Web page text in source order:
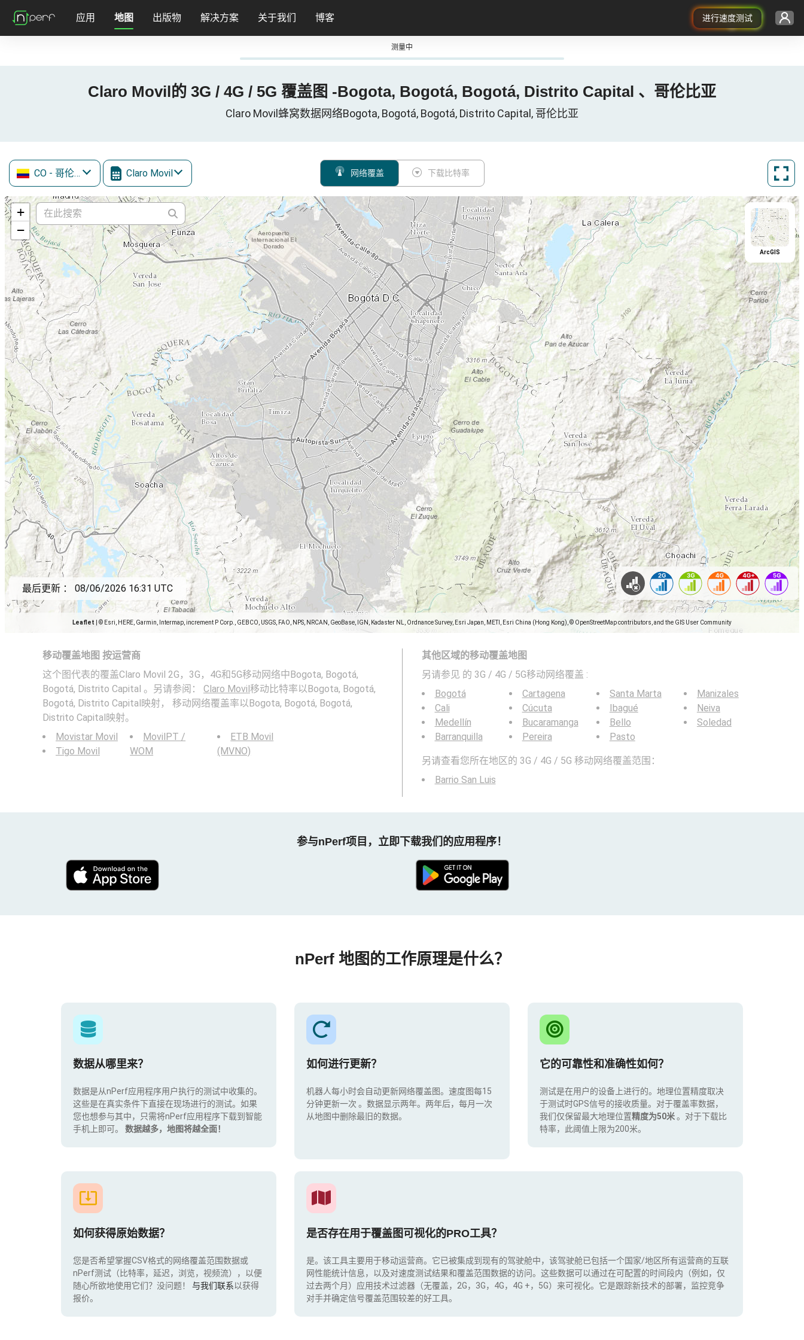
进行速度测试
应用 地图 出版物 解决方案 关于我们 博客
测量中
Claro Movil的 3G / 4G / 5G 覆盖图 -Bogota, Bogotá, Bogotá, Distrito Capital 、哥伦比亚
Claro Movil蜂窝数据网络Bogota, Bogotá, Bogotá, Distrito Capital, 哥伦比亚
CO - 哥伦比亚 Claro Movil 网络覆盖 下载比特率
+
−
Leaflet © Esri, HERE, Garmin, Intermap, increment P Corp., GEBCO, USGS, FAO, NPS, NRCAN, GeoBase, IGN, Kadaster NL, Ordnance Survey, Esri Japan, METI, Esri China (Hong Kong), © OpenStreetMap contributors, and the GIS User Community
ArcGIS
最后更新 ： 08/06/2026 16:31 UTC
移动覆盖地图 按运营商
这个图代表的覆盖Claro Movil 2G，3G，4G和5G移动网络中Bogota, Bogotá,
Bogotá, Distrito Capital 。另请参阅： Claro Movil移动比特率以Bogota, Bogotá,
Bogotá, Distrito Capital映射， 移动网络覆盖率以Bogota, Bogotá, Bogotá,
Distrito Capital映射。
Movistar Movil
Tigo Movil
MovilPT /
WOM
ETB Movil
(MVNO)
其他区域的移动覆盖地图
另请参见 的 3G / 4G / 5G移动网络覆盖 :
Bogotá
Cali
Medellín
Barranquilla
Cartagena
Cúcuta
Bucaramanga
Pereira
Santa Marta
Ibagué
Bello
Pasto
Manizales
Neiva
Soledad
另请查看您所在地区的 3G / 4G / 5G 移动网络覆盖范围：
Barrio San Luis
参与nPerf项目，立即下载我们的应用程序！
nPerf 地图的工作原理是什么？
数据从哪里来？
数据是从nPerf应用程序用户执行的测试中收集的。
这些是在真实条件下直接在现场进行的测试。如果
您也想参与其中，只需将nPerf应用程序下载到智能
手机上即可。 数据越多，地图将越全面！
如何进行更新？
机器人每小时会自动更新网络覆盖图。速度图每15
分钟更新一次 。数据显示两年。两年后，每月一次
从地图中删除最旧的数据。
它的可靠性和准确性如何？
测试是在用户的设备上进行的。地理位置精度取决
于测试时GPS信号的接收质量。对于覆盖率数据，
我们仅保留最大地理位置精度为50米。对于下载比
特率，此阈值上限为200米。
如何获得原始数据？
您是否希望掌握CSV格式的网络覆盖范围数据或
nPerf测试（比特率，延迟，浏览，视频流），以便
随心所欲地使用它们？没问题！ 与我们联系以获得
报价。
是否存在用于覆盖图可视化的PRO工具？
是。该工具主要用于移动运营商。它已被集成到现有的驾驶舱中，该驾驶舱已包括一个国家/地区所有运营商的互联
网性能统计信息，以及对速度测试结果和覆盖范围数据的访问。这些数据可以通过在可配置的时间段内（例如，仅
过去两个月）应用技术过滤器（无覆盖，2G，3G，4G，4G +，5G）来可视化。它是跟踪新技术的部署，监控竞争
对手并确定信号覆盖范围较差的好工具。